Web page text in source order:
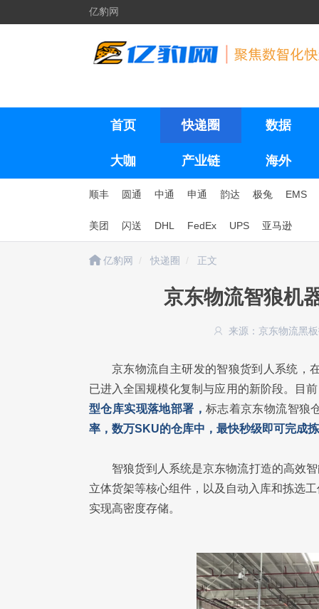
亿豹网
首页 快递圈 数据
大咖 产业链 海外
顺丰 圆通 中通 申通 韵达 极兔 EMS
美团 闪送 DHL FedEx UPS 亚马逊
亿豹网 快递圈 正文
京东物流智狼机
来源：京东物流黑
京东物流自主研发的智狼货到人系统，
已进入全国规模化复制与应用的新阶段。目
型仓库实现落地部署， 标志着京东物流智狼
率，数万SKU的仓库中，最快秒级即可完成
智狼货到人系统是京东物流打造的高效
立体货架等核心组件，以及自动入库和拣选
实现高密度存储。